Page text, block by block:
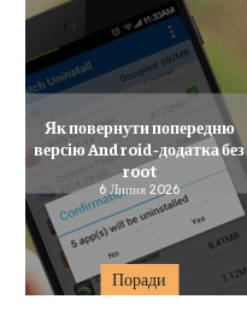
Поради
Як повернути попередню
версію Android‑додатка без
root
6 Липня 2026